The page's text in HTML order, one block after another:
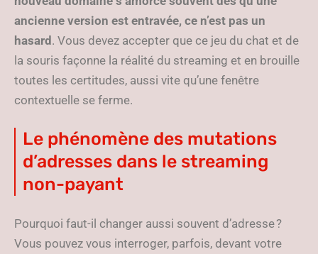
ancienne version est entravée, ce n’est pas un
hasard . Vous devez accepter que ce jeu du chat et de
la souris façonne la réalité du streaming et en brouille
toutes les certitudes, aussi vite qu’une fenêtre
contextuelle se ferme.
Le phénomène des mutations
d’adresses dans le streaming
non-payant
Pourquoi faut-il changer aussi souvent d’adresse ?
Vous pouvez vous interroger, parfois, devant votre